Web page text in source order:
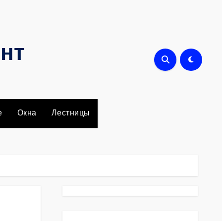
Окна Лестницы